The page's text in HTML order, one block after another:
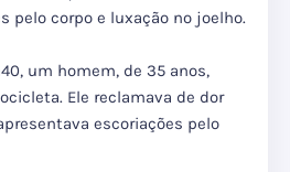
pelo corpo e luxação no joelho.
um homem, de 35 anos,
Ele reclamava de dor
escoriações pelo